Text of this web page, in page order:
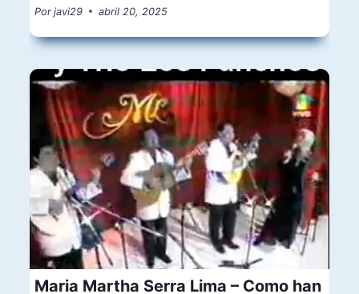
Por javi29 abril 20, 2025
Maria Martha Serra Lima – Como han